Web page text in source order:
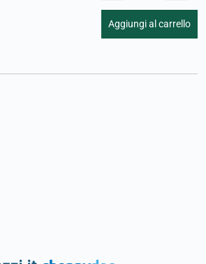
Aggiungi al carrello